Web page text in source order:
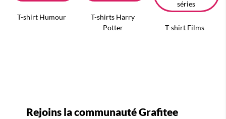
T-shirt Humour
T-shirts Harry
Potter
T-shirt Films
Rejoins la communauté Grafitee